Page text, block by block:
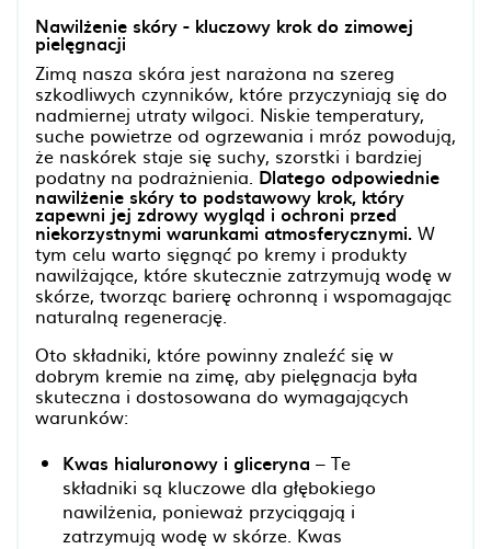
Nawilżenie skóry - kluczowy krok do zimowej
pielęgnacji
Zimą nasza skóra jest narażona na szereg
szkodliwych czynników, które przyczyniają się do
nadmiernej utraty wilgoci. Niskie temperatury,
suche powietrze od ogrzewania i mróz powodują,
że naskórek staje się suchy, szorstki i bardziej
podatny na podrażnienia. Dlatego odpowiednie
nawilżenie skóry to podstawowy krok, który
zapewni jej zdrowy wygląd i ochroni przed
niekorzystnymi warunkami atmosferycznymi. W
tym celu warto sięgnąć po kremy i produkty
nawilżające, które skutecznie zatrzymują wodę w
skórze, tworząc barierę ochronną i wspomagając
naturalną regenerację.
Oto składniki, które powinny znaleźć się w
dobrym kremie na zimę, aby pielęgnacja była
skuteczna i dostosowana do wymagających
warunków:
Kwas hialuronowy i gliceryna – Te
składniki są kluczowe dla głębokiego
nawilżenia, ponieważ przyciągają i
zatrzymują wodę w skórze. Kwas